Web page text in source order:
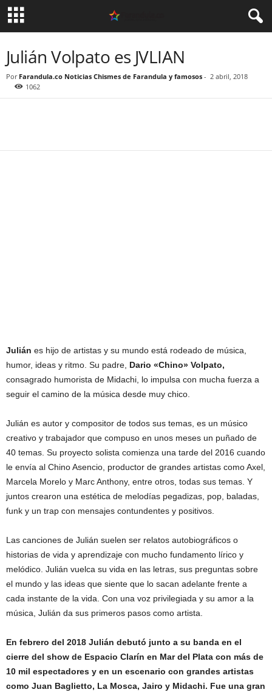
Julián Volpato es JVLIAN
Por Farandula.co Noticias Chismes de Farandula y famosos - 2 abril, 2018
1062
Julián es hijo de artistas y su mundo está rodeado de música,
humor, ideas y ritmo. Su padre, Dario «Chino» Volpato,
consagrado humorista de Midachi, lo impulsa con mucha fuerza a
seguir el camino de la música desde muy chico.
Julián es autor y compositor de todos sus temas, es un músico
creativo y trabajador que compuso en unos meses un puñado de
40 temas. Su proyecto solista comienza una tarde del 2016 cuando
le envía al Chino Asencio, productor de grandes artistas como Axel,
Marcela Morelo y Marc Anthony, entre otros, todas sus temas. Y
juntos crearon una estética de melodías pegadizas, pop, baladas,
funk y un trap con mensajes contundentes y positivos.
Las canciones de Julián suelen ser relatos autobiográficos o
historias de vida y aprendizaje con mucho fundamento lírico y
melódico. Julián vuelca su vida en las letras, sus preguntas sobre
el mundo y las ideas que siente que lo sacan adelante frente a
cada instante de la vida. Con una voz privilegiada y su amor a la
música, Julián da sus primeros pasos como artista.
En febrero del 2018 Julián debutó junto a su banda en el
cierre del show de Espacio Clarín en Mar del Plata con más de
10 mil espectadores y en un escenario con grandes artistas
como Juan Baglietto, La Mosca, Jairo y Midachi. Fue una gran